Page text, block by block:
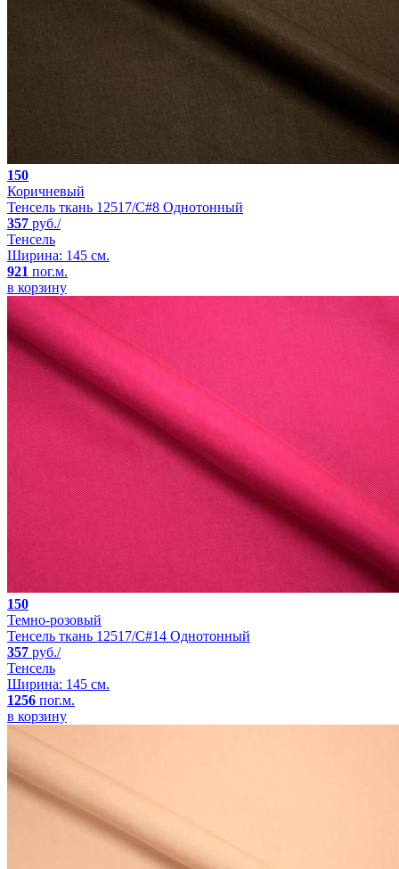
150
Коричневый
Тенсель ткань 12517/C#8 Однотонный
357 руб./
Тенсель
Ширина: 145 см.
921 пог.м.
в корзину
150
Темно-розовый
Тенсель ткань 12517/C#14 Однотонный
357 руб./
Тенсель
Ширина: 145 см.
1256 пог.м.
в корзину